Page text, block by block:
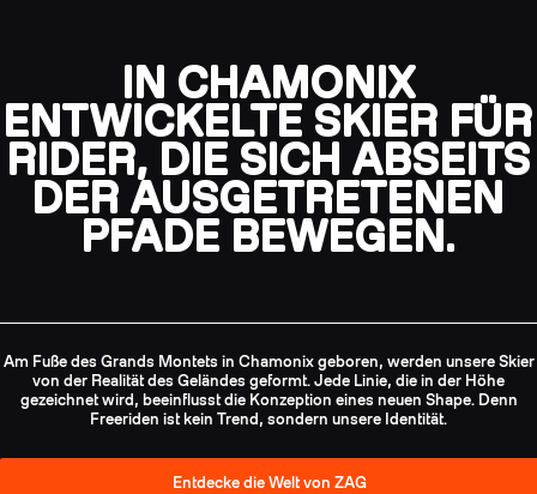
IN CHAMONIX
ENTWICKELTE SKIER FÜR
RIDER, DIE SICH ABSEITS
DER AUSGETRETENEN
PFADE BEWEGEN.
Am Fuße des Grands Montets in Chamonix geboren, werden unsere Skier
von der Realität des Geländes geformt. Jede Linie, die in der Höhe
gezeichnet wird, beeinflusst die Konzeption eines neuen Shape. Denn
Freeriden ist kein Trend, sondern unsere Identität.
Entdecke die Welt von ZAG